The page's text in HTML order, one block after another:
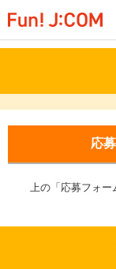
応
上の「応募フォー